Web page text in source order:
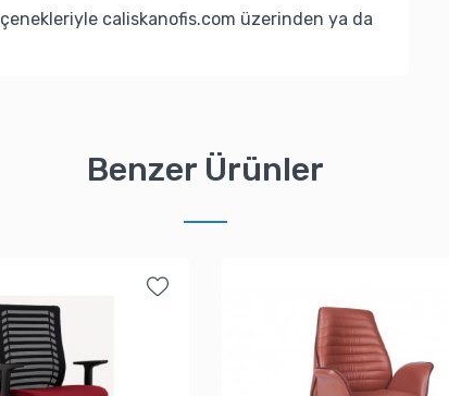
caliskanofis.com üzerinden ya da
Benzer Ürünler